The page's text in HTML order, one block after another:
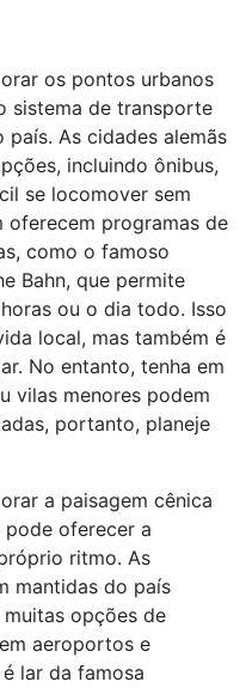
os pontos urbanos
sistema de transporte
As cidades alemãs
incluindo ônibus,
se locomover sem
oferecem programas de
como o famoso
Bahn, que permite
ou o dia todo. Isso
local, mas também é
No entanto, tenha em
vilas menores podem
portanto, planeje
a paisagem cênica
pode oferecer a
ritmo. As
mantidas do país
opções de
aeroportos e
lar da famosa